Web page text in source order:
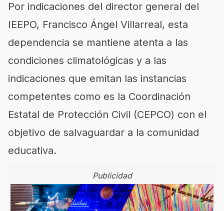
Por indicaciones del director general del
IEEPO, Francisco Ángel Villarreal, esta
dependencia se mantiene atenta a las
condiciones climatológicas y a las
indicaciones que emitan las instancias
competentes como es la Coordinación
Estatal de Protección Civil (CEPCO) con el
objetivo de salvaguardar a la comunidad
educativa.
Publicidad